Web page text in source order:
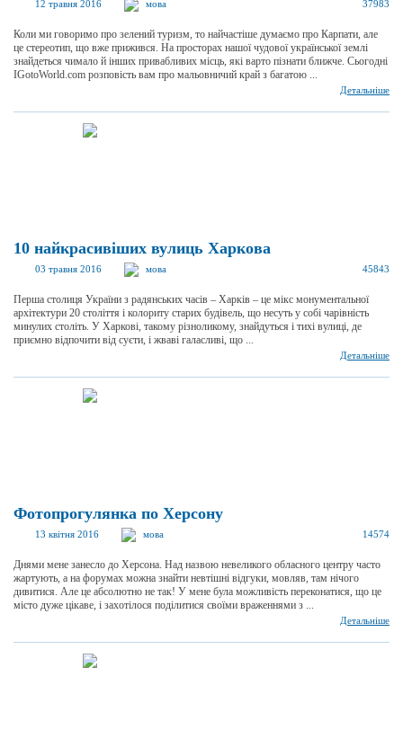
12 травня 2016 мова 37983
Коли ми говоримо про зелений туризм, то найчастіше думаємо про Карпати, але
це стереотип, що вже прижився. На просторах нашої чудової української землі
знайдеться чимало й інших привабливих місць, які варто пізнати ближче. Сьогодні
IGotoWorld.com розповість вам про мальовничий край з багатою ...
Детальніше
10 найкрасивіших вулиць Харкова
03 травня 2016 мова 45843
Перша столиця України з радянських часів – Харків – це мікс монументальної
архітектури 20 століття і колориту старих будівель, що несуть у собі чарівність
минулих століть. У Харкові, такому різноликому, знайдуться і тихі вулиці, де
приємно відпочити від суєти, і жваві галасливі, що ...
Детальніше
Фотопрогулянка по Херсону
13 квітня 2016 мова 14574
Днями мене занесло до Херсона. Над назвою невеликого обласного центру часто
жартують, а на форумах можна знайти невтішні відгуки, мовляв, там нічого
дивитися. Але це абсолютно не так! У мене була можливість переконатися, що це
місто дуже цікаве, і захотілося поділитися своїми враженнями з ...
Детальніше